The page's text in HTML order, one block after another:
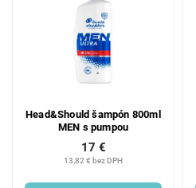
Head&Should šampón 800ml
MEN s pumpou
13,82 € bez DPH
17 €